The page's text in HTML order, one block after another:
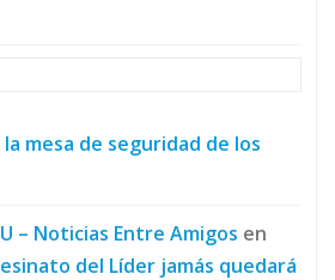
mesa de seguridad de los
– Noticias Entre Amigos en
del Líder jamás quedará